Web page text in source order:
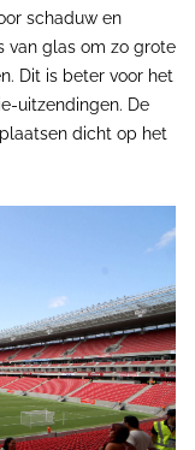
schaduw en
van glas om zo grote
Dit is beter voor het
uitzendingen. De
dicht op het